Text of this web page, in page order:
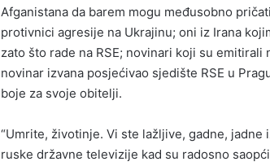
Afganistana da barem mogu međusobno
protivnici agresije na Ukrajinu; oni iz Irana
zato što rade na RSE; novinari koji su
novinar izvana posjećivao sjedište RSE u
boje za svoje obitelji.
“Umrite, životinje. Vi ste lažljive, gadne,
ruske državne televizije kad su radosno